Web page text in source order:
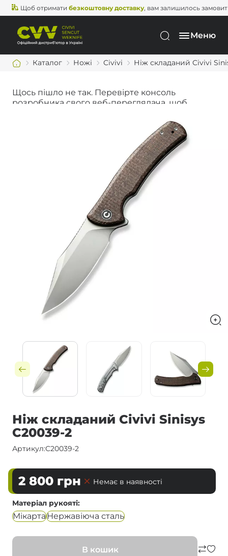
Щоб отриматибезкоштовну доставку, вам залишилось замовити
Меню
Каталог Ножі Civivi Ніж складаний Civivi
Щось пішло не так. Перевірте консоль
розробника свого веб-переглядача, щоб
Ніж складаний Civivi Sinisys
C20039-2
Артикул:C20039-2
2 800 грн Немає в наявності
Матеріал рукояті
МікартаНержавіюча сталь
В кошик